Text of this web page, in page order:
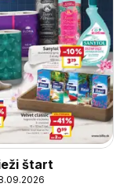
štart